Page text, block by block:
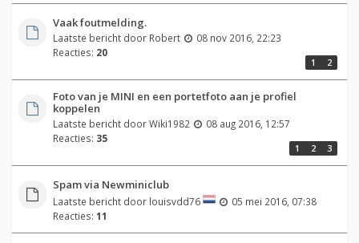
Vaak foutmelding.
Laatste bericht door Robert
08 nov 2016, 22:23
Reacties: 20
1 2
Foto van je MINI en een portetfoto aan je profiel
koppelen
Laatste bericht doorWiki1982
08 aug 2016, 12:57
Reacties: 35
1 2 3
Spam via Newminiclub
Laatste bericht door louisvdd76
05 mei 2016, 07:38
Reacties: 11